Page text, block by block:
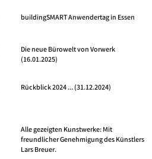
buildingSMART Anwendertag in Essen
Die neue Bürowelt von Vorwerk
(16.01.2025)
Rückblick 2024 … (31.12.2024)
Alle gezeigten Kunstwerke: Mit
freundlicher Genehmigung des Künstlers
Lars Breuer.